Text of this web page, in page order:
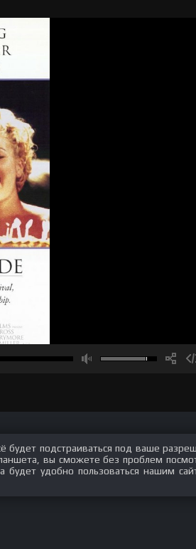
будет подстраиваться под ваше
вы сможете без проблем
будет удобно пользоваться нашим